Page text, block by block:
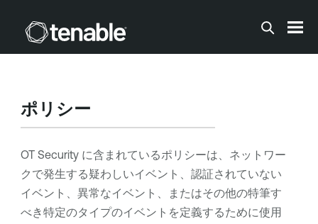
メインコンテンツに移動する
ポリシー
OT Securityに含まれているポリシーは、ネットワー
クで発生する疑わしいイベント、認証されていない
イベント、異常なイベント、またはその他の特筆す
べき特定のタイプのイベントを定義するために使用